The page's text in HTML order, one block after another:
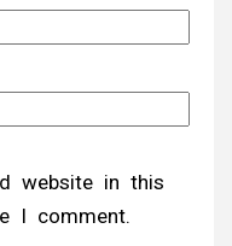
website in this
I comment.